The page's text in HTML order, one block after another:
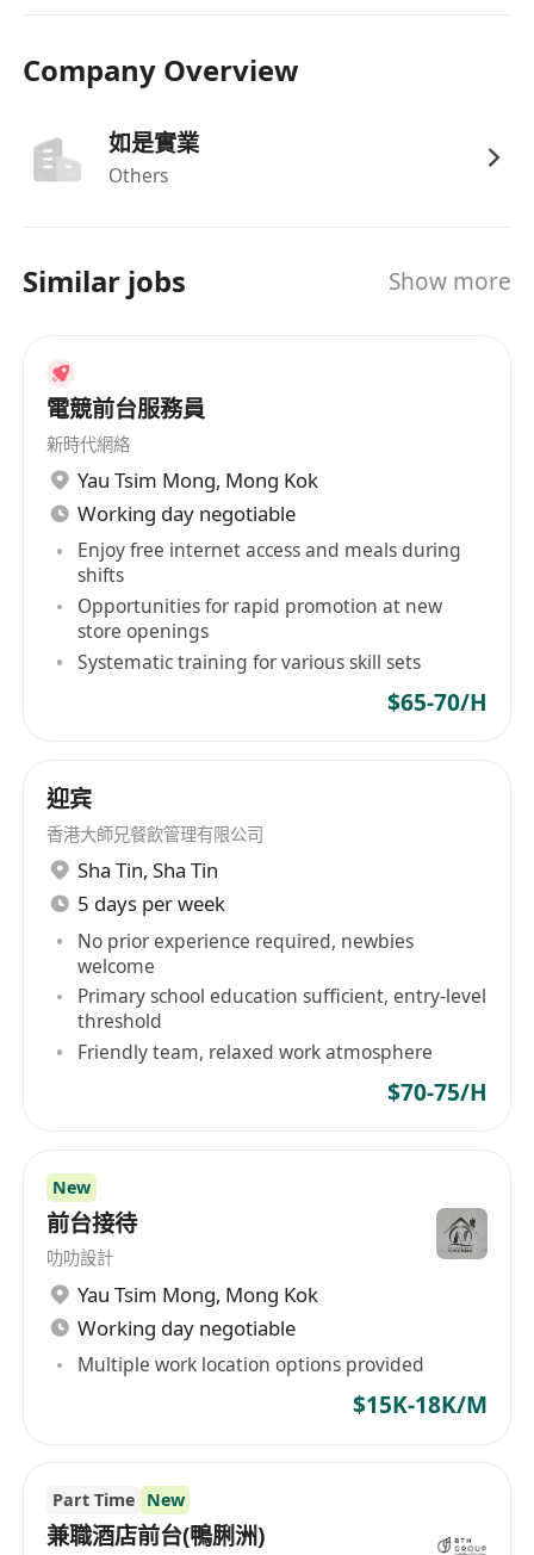
眾假期當值，具備責任感與團隊合作精神。
福利
享有法定公眾假期、有薪年假（按服務年資遞
提供免費員工膳食或膳食津貼，於酒店內指定餐
廳享用，並開放員工優惠住宿及本地酒店網絡折
扣。
全額資助參與業內專業培訓課程及語言提升計
劃，支援考取國際認可酒店服務資格證書。
設有員工關懷計劃，包括年度健康檢查、心理支
援服務、節日禮品及團隊建設活動，促進身心健
康與歸屬感。
Company Overview
如是實業
Others
Similar jobs Show more
電競前台服務員
新時代網絡
Yau Tsim Mong, Mong Kok
Working day negotiable
Enjoy free internet access and meals during
shifts
Opportunities for rapid promotion at new
store openings
Systematic training for various skill sets
$65-70/H
迎宾
香港大師兄餐飲管理有限公司
Sha Tin, Sha Tin
5 days per week
No prior experience required, newbies
welcome
Primary school education sufficient, entry-level
threshold
Friendly team, relaxed work atmosphere
$70-75/H
New
前台接待
叻叻設計
Yau Tsim Mong, Mong Kok
Working day negotiable
Multiple work location options provided
$15K-18K/M
Part Time New
兼職酒店前台(鴨脷洲)